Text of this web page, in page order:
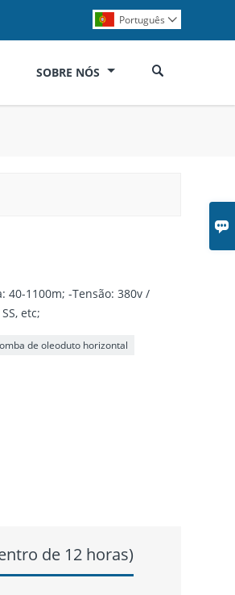

Português 
SOBRE NÓS 
40-1100m; -Tensão: 380v /
etc;
de oleoduto horizontal
de 12 horas)